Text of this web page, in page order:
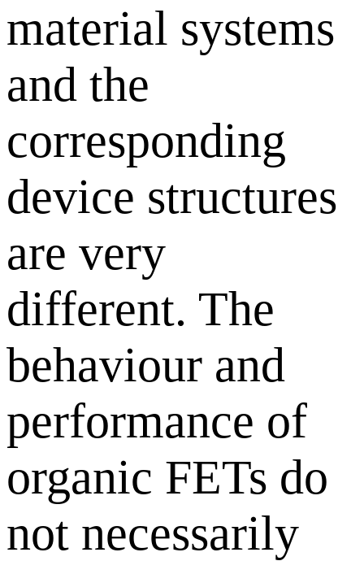
material systems
and the
corresponding
device structures
are very
different. The
behaviour and
performance of
organic FETs do
not necessarily